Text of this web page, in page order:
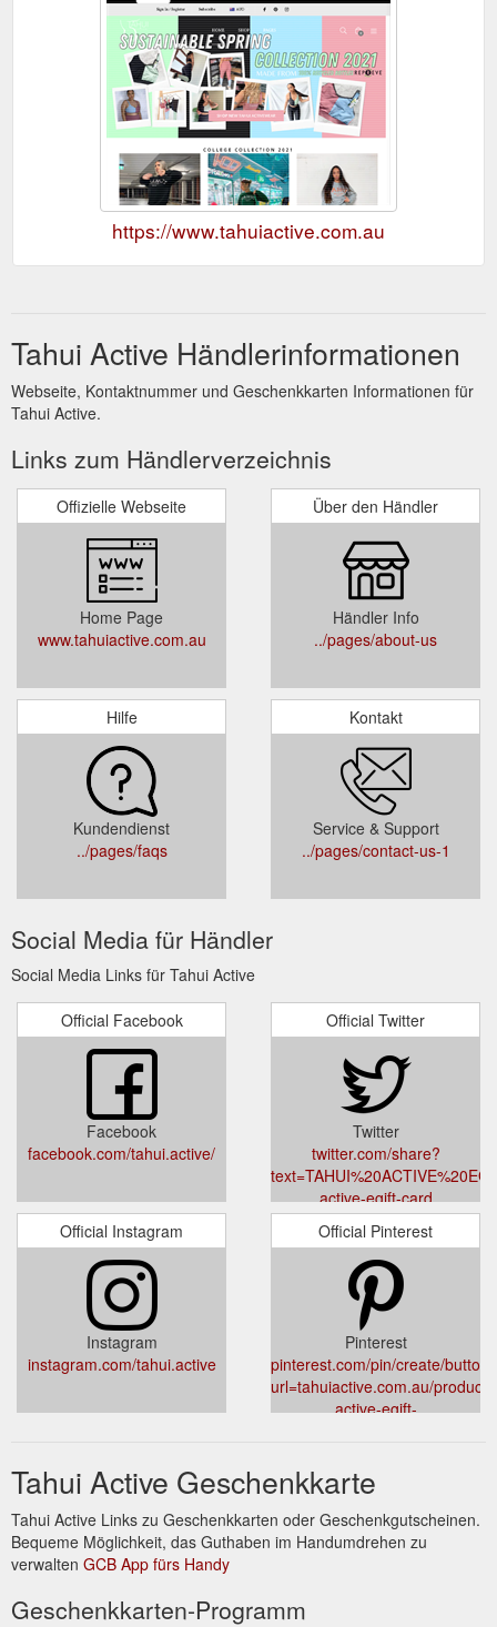
https://www.tahuiactive.com.au
Tahui Active Händlerinformationen
Webseite, Kontaktnummer und Geschenkkarten Informationen für
Tahui Active.
Links zum Händlerverzeichnis
Offizielle Webseite
Home Page
www.tahuiactive.com.au
Über den Händler
Händler Info
../pages/about-us
Hilfe
Kundendienst
../pages/faqs
Kontakt
Service & Support
../pages/contact-us-1
Social Media für Händler
Social Media Links für Tahui Active
Official Facebook
Facebook
facebook.com/tahui.active/
Official Twitter
Twitter
twitter.com/share?
active-egift-card
Official Instagram
Instagram
instagram.com/tahui.active
Official Pinterest
Pinterest
pinterest.com/pin/create/
url=tahuiactive.com.au/
active-egift-
Tahui Active Geschenkkarte
Tahui Active Links zu Geschenkkarten oder Geschenkgutscheinen.
Bequeme Möglichkeit, das Guthaben im Handumdrehen zu
verwalten GCB App fürs Handy
Geschenkkarten-Programm